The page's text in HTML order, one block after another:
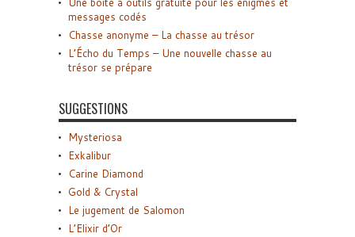
messages codés
Chasse anonyme – La chasse au trésor
L’Écho du Temps – Une nouvelle chasse au
trésor se prépare
SUGGESTIONS
Mysteriosa
Exkalibur
Carine Diamond
Gold & Crystal
Le jugement de Salomon
L’Elixir d’Or